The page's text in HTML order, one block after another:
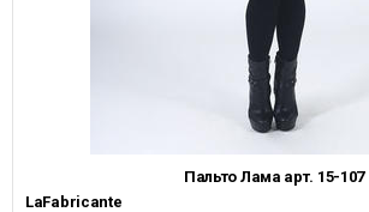
Пальто Лама арт. 15-107
LaFabricante